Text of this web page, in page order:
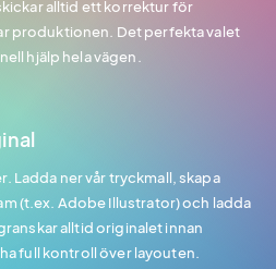
alltid ett korrektur för
produktionen. Det perfekta valet
hjälp hela vägen.
Ladda ner vår tryckmall, skapa
(t.ex. Adobe Illustrator) och ladda
alltid originalet innan
full kontroll över layouten.